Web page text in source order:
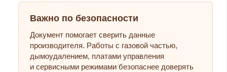
Важно по безопасности
Документ помогает сверить данные
производителя. Работы с газовой частью,
дымоудалением, платами управления
и сервисными режимами безопаснее доверять